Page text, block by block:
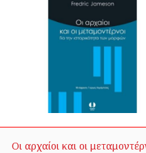
Οι αρχαίοι και οι